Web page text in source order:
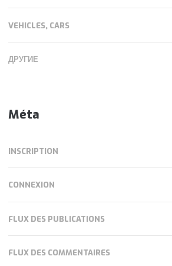
VEHICLES, CARS
ДРУГИЕ
Méta
INSCRIPTION
CONNEXION
FLUX DES PUBLICATIONS
FLUX DES COMMENTAIRES